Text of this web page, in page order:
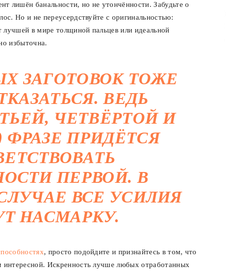
лишён банальности, но не утончённости. Забудьте о
Но и не переусердствуйте с оригинальностью:
в мире толщиной пальцев или идеальной
избыточна.
ЗАГОТОВОК ТОЖЕ
ВЕДЬ
ЧЕТВЁРТОЙ И
ФРАЗЕ ПРИДЁТСЯ
ПЕРВОЙ. В
ВСЕ УСИЛИЯ
НАСМАРКУ.
, просто подойдите и признайтесь в том, что
интересной. Искренность лучше любых отработанных